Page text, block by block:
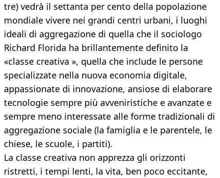
tre) vedrà il settanta per cento della popolazione
mondiale vivere nei grandi centri urbani, i luoghi
ideali di aggregazione di quella che il sociologo
Richard Florida ha brillantemente definito la
«classe creativa », quella che include le persone
specializzate nella nuova economia digitale,
appassionate di innovazione, ansiose di elaborare
tecnologie sempre più avveniristiche e avanzate e
sempre meno interessate alle forme tradizionali di
aggregazione sociale (la famiglia e le parentele, le
chiese, le scuole, i partiti).
La classe creativa non apprezza gli orizzonti
ristretti, i tempi lenti, la vita, ben poco eccitante,